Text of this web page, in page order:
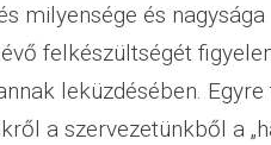
milyensége és nagysága
felkészültségét
leküzdésében.
a szervezetünkből a